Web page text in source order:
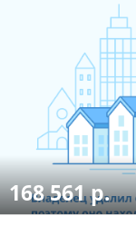
168 561 р.